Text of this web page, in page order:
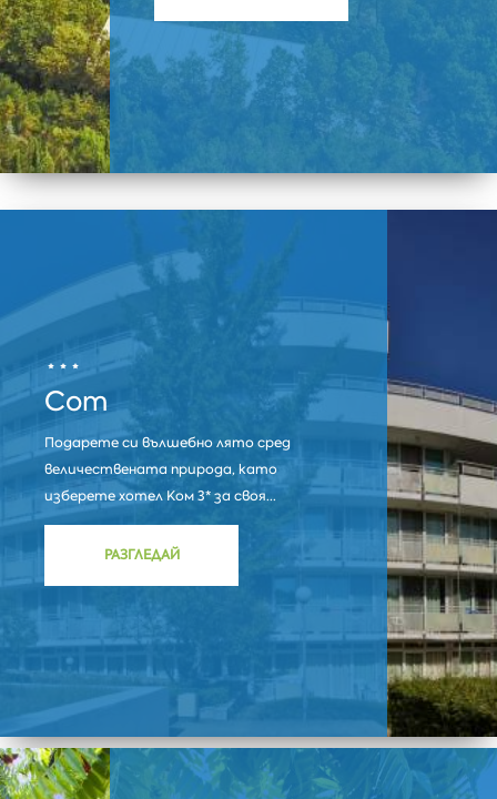
Com
Подарете си вълшебно лято сред
величествената природа, като
изберете хотел Ком 3* за своя...
РАЗГЛЕДАЙ